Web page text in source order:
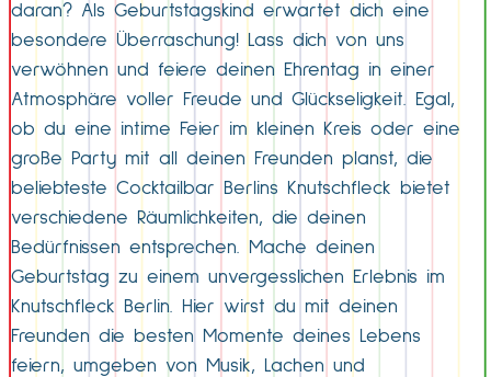
daran? Als Geburtstagskind erwartet dich eine
besondere Überraschung! Lass dich von uns
verwöhnen und feiere deinen Ehrentag in einer
Atmosphäre voller Freude und Glückseligkeit. Egal,
ob du eine intime Feier im kleinen Kreis oder eine
große Party mit all deinen Freunden planst, die
beliebteste Cocktailbar Berlins Knutschfleck bietet
verschiedene Räumlichkeiten, die deinen
Bedürfnissen entsprechen. Mache deinen
Geburtstag zu einem unvergesslichen Erlebnis im
Knutschfleck Berlin. Hier wirst du mit deinen
Freunden die besten Momente deines Lebens
feiern, umgeben von Musik, Lachen und